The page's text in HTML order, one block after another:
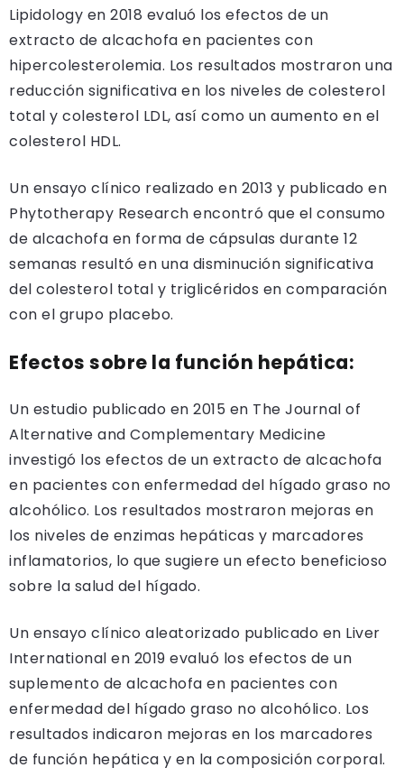
Lipidology en 2018 evaluó los efectos de un
extracto de alcachofa en pacientes con
hipercolesterolemia. Los resultados mostraron una
reducción significativa en los niveles de colesterol
total y colesterol LDL, así como un aumento en el
colesterol HDL.
Un ensayo clínico realizado en 2013 y publicado en
Phytotherapy Research encontró que el consumo
de alcachofa en forma de cápsulas durante 12
semanas resultó en una disminución significativa
del colesterol total y triglicéridos en comparación
con el grupo placebo.
Efectos sobre la función hepática:
Un estudio publicado en 2015 en The Journal of
Alternative and Complementary Medicine
investigó los efectos de un extracto de alcachofa
en pacientes con enfermedad del hígado graso no
alcohólico. Los resultados mostraron mejoras en
los niveles de enzimas hepáticas y marcadores
inflamatorios, lo que sugiere un efecto beneficioso
sobre la salud del hígado.
Un ensayo clínico aleatorizado publicado en Liver
International en 2019 evaluó los efectos de un
suplemento de alcachofa en pacientes con
enfermedad del hígado graso no alcohólico. Los
resultados indicaron mejoras en los marcadores
de función hepática y en la composición corporal.